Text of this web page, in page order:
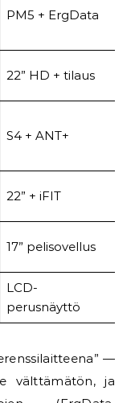
PM5 + ErgData
22” HD + tilaus
S4 + ANT+
22” + iFIT
17” pelisovellus
LCD-
perusnäyttö
—
välttämätön, ja